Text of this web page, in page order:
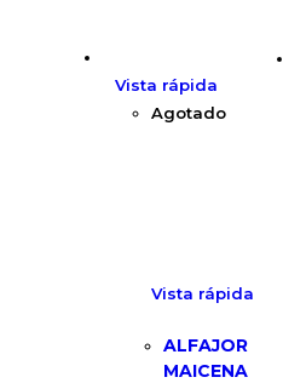
Vista rápida
Agotado
Vista rápida
ALFAJOR
MAICENA